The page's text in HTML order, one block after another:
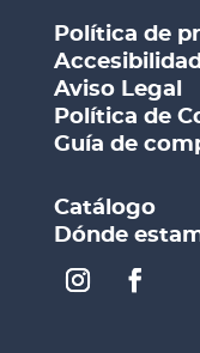
Política de
Accesibilidad
Aviso Legal
Política de
Guía de
Catálogo
Dónde